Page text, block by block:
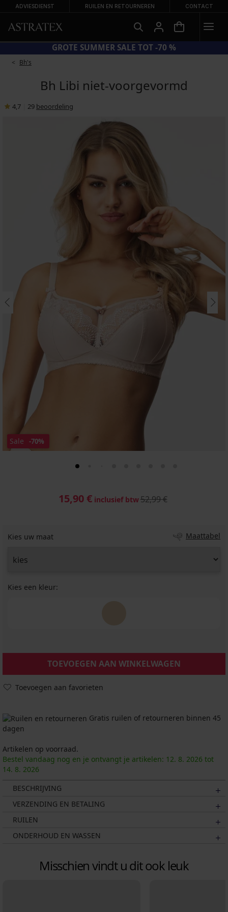
ADVIESDIENST RUILEN EN RETOURNEREN CONTACT
GROTE SUMMER SALE TOT -70 %
Bh's
Bh Libi niet-voorgevormd
4,7 29 beoordeling
Sale -70%
15,90 € inclusief btw52,99 €
Kies uw maat Maattabel
Kies een kleur:
TOEVOEGEN AAN WINKELWAGEN
Toevoegen aan favorieten
Gratis ruilen of retourneren binnen 45
dagen
Artikelen op voorraad.
Bestel vandaag nog en je ontvangt je artikelen: 12. 8. 2026 tot
14. 8. 2026
BESCHRIJVING
VERZENDING EN BETALING
RUILEN
ONDERHOUD EN WASSEN
Misschien vindt u dit ook leuk